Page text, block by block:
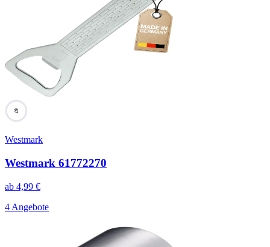
67
Westmark
Westmark 61772270
ab 4,99 €
4 Angebote